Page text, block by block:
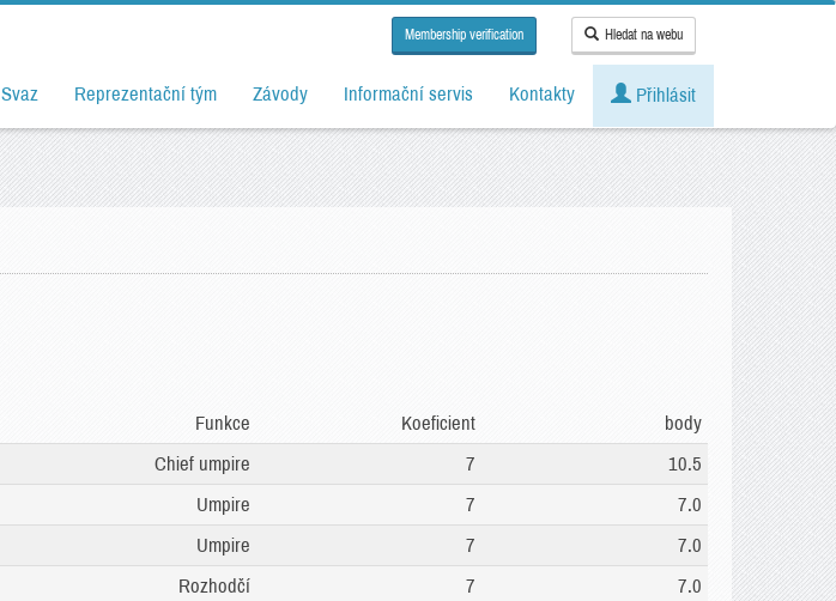
Membership verification Hledat na webu
Svaz Reprezentační tým Závody Informační servis Kontakty Přihlásit
Funkce Koeficient
body
Chief umpire 7
10.5
Umpire 7
7.0
Umpire 7
7.0
Rozhodčí 7
7.0